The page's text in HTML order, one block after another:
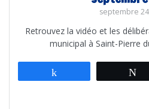
septembre
Retrouvez la vidéo et les
municipal à Saint-Pierre